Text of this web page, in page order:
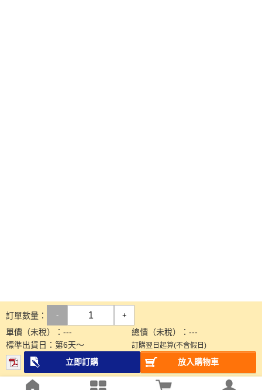
訂單數量： - +
單價（未稅）： --- 總價（未稅）： ---
標準出貨日： 第6天～ 訂購翌日起算(不含假日)
立即訂購 放入購物車